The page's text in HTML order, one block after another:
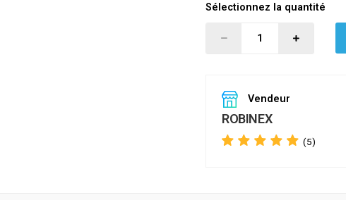
Sélectionnez la quantité
Vendeur
ROBINEX
(5)